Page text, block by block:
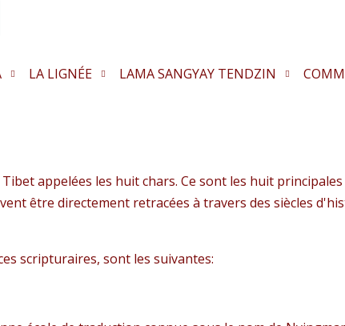
LA LIGNÉE LAMA SANGYAY TENDZIN
appelées les huit chars. Ce sont les huit
être directement retracées à travers des siècles
scripturaires, sont les suivantes: